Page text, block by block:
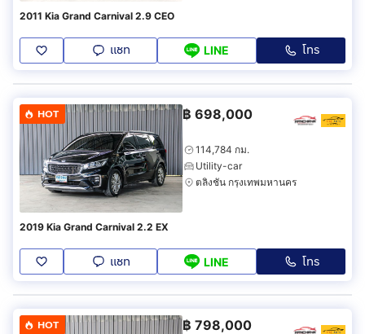
2011 Kia Grand Carnival 2.9 CEO
แชท LINE โทร
HOT ฿ 698,000
114,784 กม.
Utility-car
ตลิ่งชัน กรุงเทพมหานคร
2019 Kia Grand Carnival 2.2 EX
แชท LINE โทร
HOT ฿ 798,000